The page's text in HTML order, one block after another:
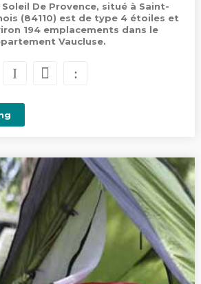
De Provence, situé à Saint-
(84110) est de type 4 étoiles et
194 emplacements dans le
Vaucluse.